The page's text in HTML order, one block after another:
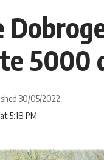
5000
5:18 PM
30/05/2022